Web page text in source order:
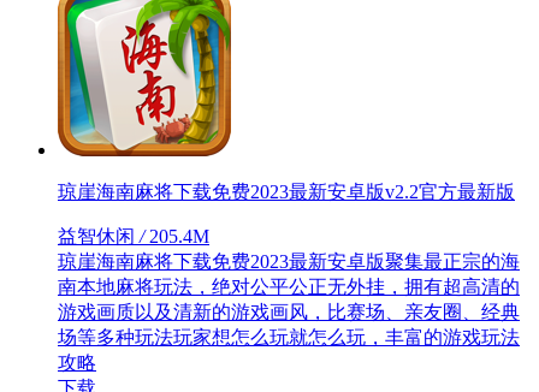
琼崖海南麻将下载免费2023最新安卓版v2.2官方最新版
益智休闲 /205.4M
琼崖海南麻将下载免费2023最新安卓版聚集最正宗的海
南本地麻将玩法，绝对公平公正无外挂，拥有超高清的
游戏画质以及清新的游戏画风，比赛场、亲友圈、经典
场等多种玩法玩家想怎么玩就怎么玩，丰富的游戏玩法
攻略